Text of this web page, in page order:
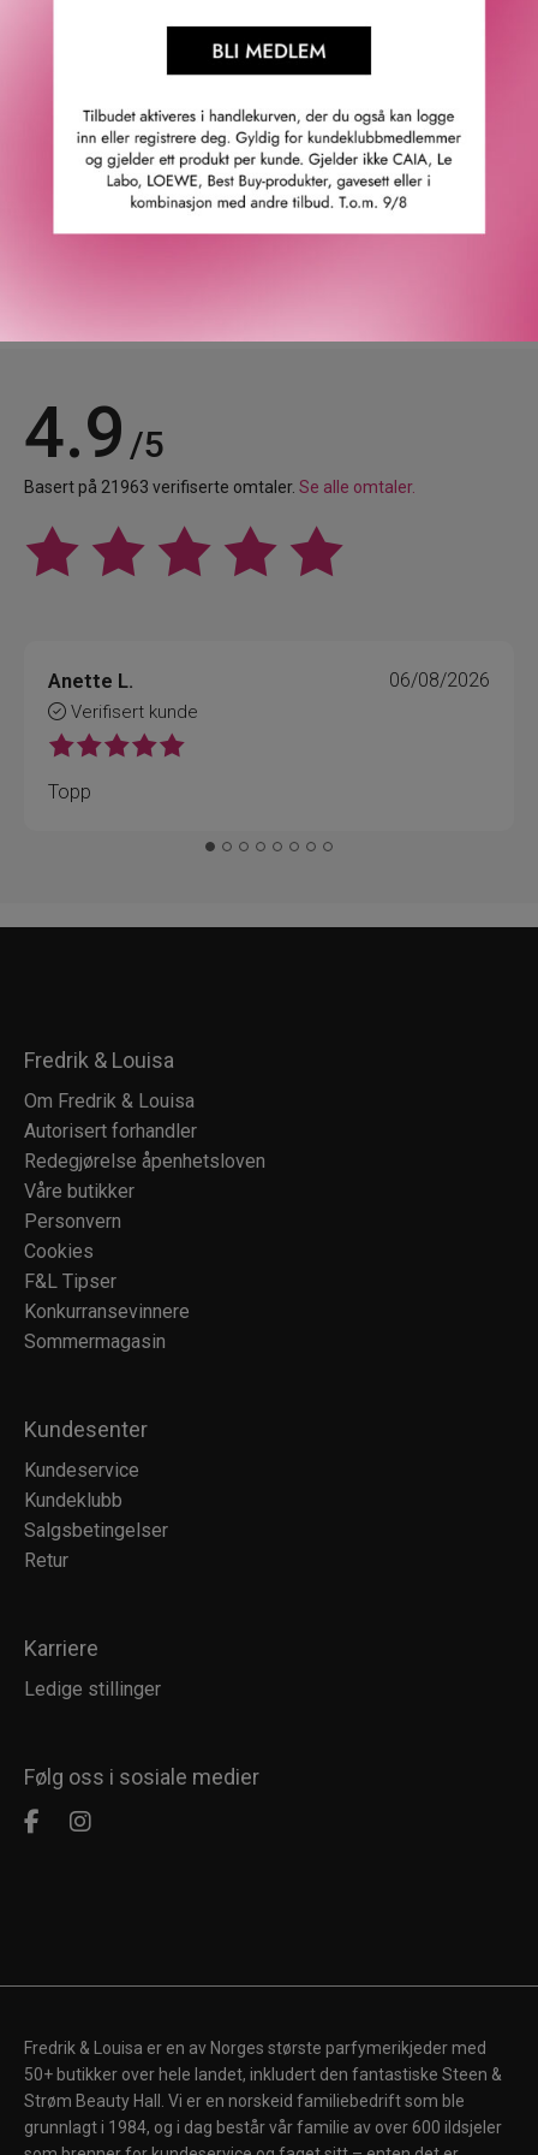
· Leppebalm med solbeskyttelsesfaktor SPF 50+.
· Fuktighetsgivende og beroligende.
· Sulphate-free.
GTIN: 0810020170771
Leverandørs artikkelnummer: 50338
4.9 /5
Basert på 21963 verifiserte omtaler. Se alle omtaler.
Anette L.
Verifisert kunde
06/08/2026
Topp
Fredrik & Louisa
Om Fredrik & Louisa
Autorisert forhandler
Redegjørelse åpenhetsloven
Våre butikker
Personvern
Cookies
F&L Tipser
Konkurransevinnere
Sommermagasin
Kundesenter
Kundeservice
Kundeklubb
Salgsbetingelser
Retur
Karriere
Ledige stillinger
Følg oss i sosiale medier
Fredrik & Louisa er en av Norges største parfymerikjeder med
50+ butikker over hele landet, inkludert den fantastiske Steen &
Strøm Beauty Hall. Vi er en norskeid familiebedrift som ble
grunnlagt i 1984, og i dag består vår familie av over 600 ildsjeler